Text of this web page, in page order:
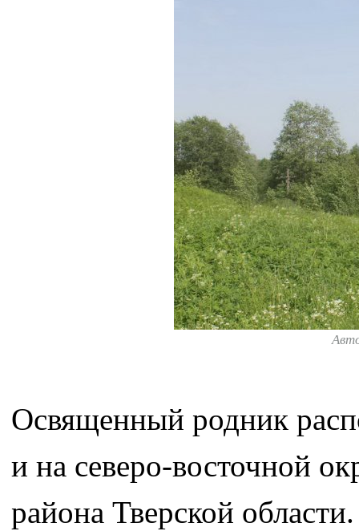
Освященный родник
и на северо-восточной
района Тверской области.